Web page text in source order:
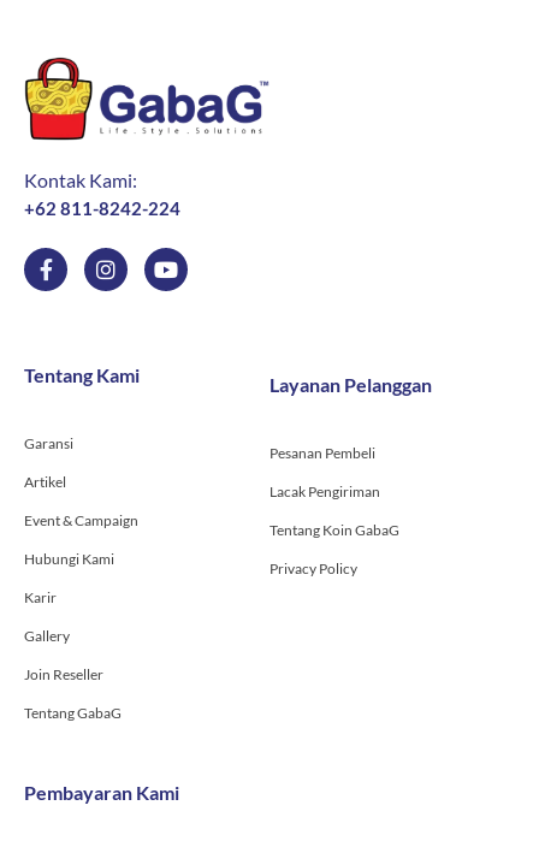
Kontak Kami:
+62 811-8242-224
F
a
c
o
f
I
n
s
g
r
Y
o
u
Tentang Kami
Garansi
Artikel
Event & Campaign
Hubungi Kami
Karir
Gallery
Join Reseller
Tentang GabaG
Layanan Pelanggan
Pesanan Pembeli
Lacak Pengiriman
Tentang Koin GabaG
Privacy Policy
Pembayaran Kami